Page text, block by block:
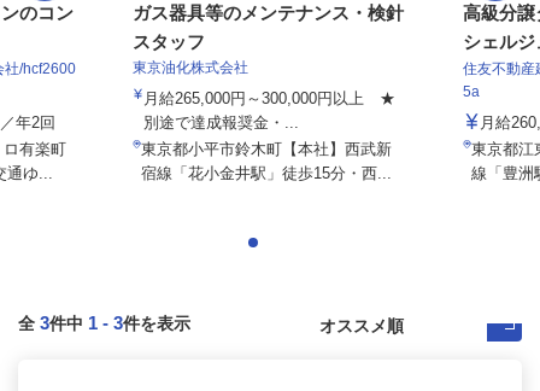
のコン
社/hcf2600
年2回
有楽町
ゆ...
ガス器具等のメンテナンス・検針
スタッフ
東京油化株式会社
月給265,000円～300,000円以上 ★
別途で達成報奨金・...
東京都小平市鈴木町【本社】西武新
宿線「花小金井駅」徒歩15分・西...
高級分譲
シェルジ
住友不動産
5a
月給
東京都江
線「豊洲
全 3件中 1 - 3件を表示